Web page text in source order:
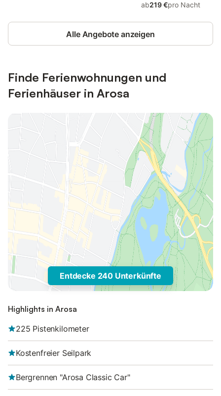
ab219 €pro Nacht
Alle Angebote anzeigen
Finde Ferienwohnungen und
Ferienhäuser in Arosa
Entdecke 240 Unterkünfte
Highlights in Arosa
225 Pistenkilometer
Kostenfreier Seilpark
Bergrennen "Arosa Classic Car"